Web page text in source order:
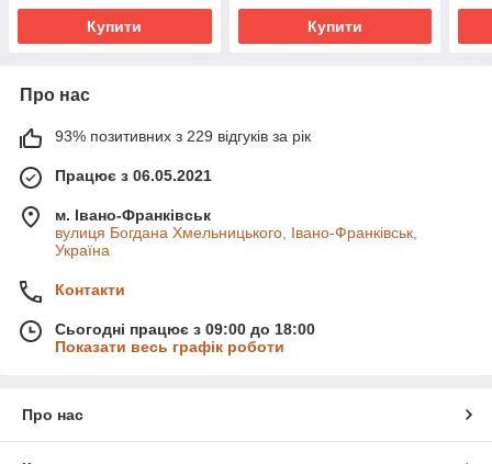
Купити Купити
Про нас
93% позитивних з 229 відгуків за рік
Працює з 06.05.2021
м. Івано-Франківськ
вулиця Богдана Хмельницького, Івано-Франківськ,
Україна
Контакти
Сьогодні працює з 09:00 до 18:00
Показати весь графік роботи
Про нас